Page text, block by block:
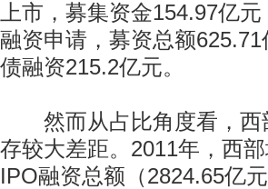
上市，募集资金154.97亿
融资申请，募资总额
债融资215.2亿元。
然而从占比角度看，西
存较大差距。2011年，西
IPO融资总额（2824.65亿